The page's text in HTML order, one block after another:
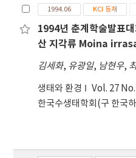
1994.06 KCI 등재
1994년 춘계학술발표
산 지각류 Moina
김세화, 유광일, 남현우,
생태와 환경 Vol. 27
한국수생태학회(구 한국